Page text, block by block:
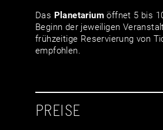
Das Planetarium öffnet 5 bis
Beginn der jeweiligen
frühzeitige Reservierung von
empfohlen.
PREISE